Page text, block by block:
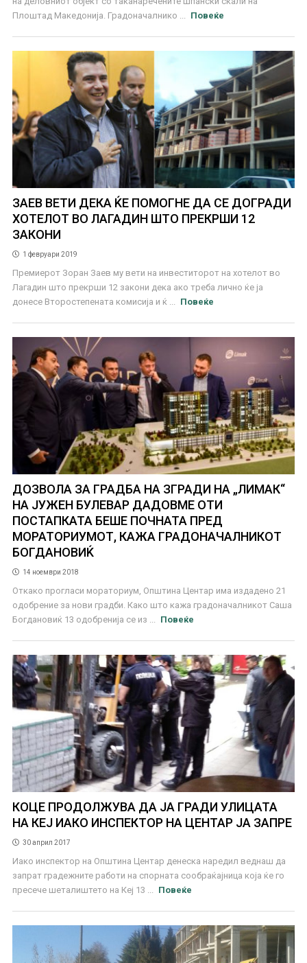
Плоштад Македонија. Градоначалнико ...
Повеќе
ЗАЕВ ВЕТИ ДЕКА ЌЕ ПОМОГНЕ ДА СЕ ДОГРАДИ
ХОТЕЛОТ ВО ЛАГАДИН ШТО ПРЕКРШИ 12
ЗАКОНИ
1 февруари 2019
Премиерот Зоран Заев му вети на инвеститорот на хотелот во
Лагадин што прекрши 12 закони дека ако треба лично ќе ја
донесе Второстепената комисија и ќ ...
Повеќе
ДОЗВОЛА ЗА ГРАДБА НА ЗГРАДИ НА „ЛИМАК“
НА ЈУЖЕН БУЛЕВАР ДАДОВМЕ ОТИ
ПОСТАПКАТА БЕШЕ ПОЧНАТА ПРЕД
МОРАТОРИУМОТ, КАЖА ГРАДОНАЧАЛНИКОТ
БОГДАНОВИЌ
14 ноември 2018
Откако прогласи мораториум, Општина Центар има издадено 21
одобрение за нови градби. Како што кажа градоначалникот Саша
Богдановиќ 13 одобренија се из ...
Повеќе
КОЦЕ ПРОДОЛЖУВА ДА ЈА ГРАДИ УЛИЦАТА
НА КЕЈ ИАКО ИНСПЕКТОР НА ЦЕНТАР ЈА ЗАПРЕ
30 април 2017
Иако инспектор на Општина Центар денеска наредил веднаш да
запрат градежните работи на спорната сообраќајница која ќе го
пресече шеталиштето на Кеј 13 ...
Повеќе